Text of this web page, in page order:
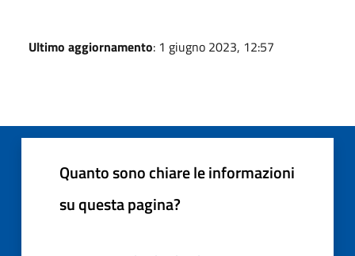
Ultimo aggiornamento: 1 giugno 2023, 12:57
Quanto sono chiare le informazioni
su questa pagina?